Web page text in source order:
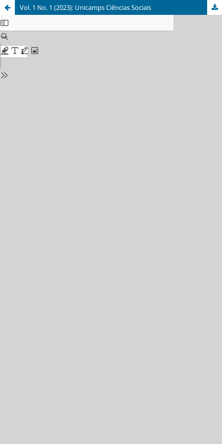
Vol. 1 No. 1 (2023): Unicamps Ciências Sociais